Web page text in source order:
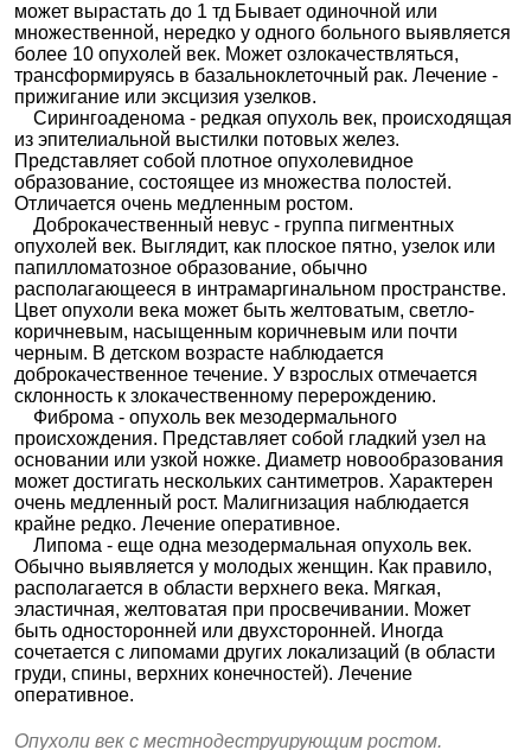
может вырастать до 1 тд Бывает одиночной или
множественной, нередко у одного больного выявляется
более 10 опухолей век. Может озлокачествляться,
трансформируясь в базальноклеточный рак. Лечение -
прижигание или эксцизия узелков.
Сирингоаденома - редкая опухоль век, происходящая
из эпителиальной выстилки потовых желез.
Представляет собой плотное опухолевидное
образование, состоящее из множества полостей.
Отличается очень медленным ростом.
Доброкачественный невус - группа пигментных
опухолей век. Выглядит, как плоское пятно, узелок или
папилломатозное образование, обычно
располагающееся в интрамаргинальном пространстве.
Цвет опухоли века может быть желтоватым, светло-
коричневым, насыщенным коричневым или почти
черным. В детском возрасте наблюдается
доброкачественное течение. У взрослых отмечается
склонность к злокачественному перерождению.
Фиброма - опухоль век мезодермального
происхождения. Представляет собой гладкий узел на
основании или узкой ножке. Диаметр новообразования
может достигать нескольких сантиметров. Характерен
очень медленный рост. Малигнизация наблюдается
крайне редко. Лечение оперативное.
Липома - еще одна мезодермальная опухоль век.
Обычно выявляется у молодых женщин. Как правило,
располагается в области верхнего века. Мягкая,
эластичная, желтоватая при просвечивании. Может
быть односторонней или двухсторонней. Иногда
сочетается с липомами других локализаций (в области
груди, спины, верхних конечностей). Лечение
оперативное.
Опухоли век с местнодеструирующим ростом.